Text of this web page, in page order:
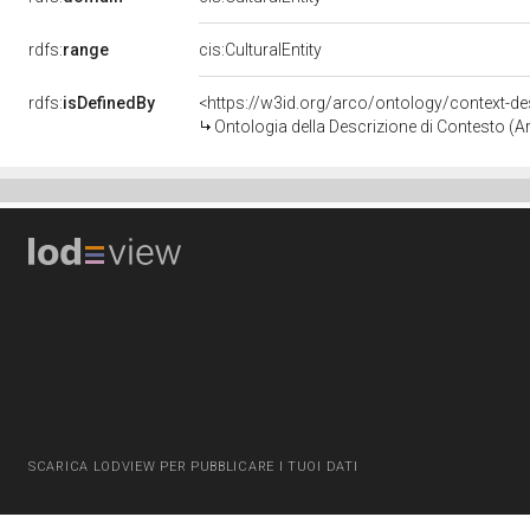
rdfs:range cis:CulturalEntity
rdfs:isDefinedBy
<https://w3id.org/arco/ontology/context-
Ontologia della Descrizione di Contesto
SCARICA LODVIEW PER PUBBLICARE I TUOI DATI